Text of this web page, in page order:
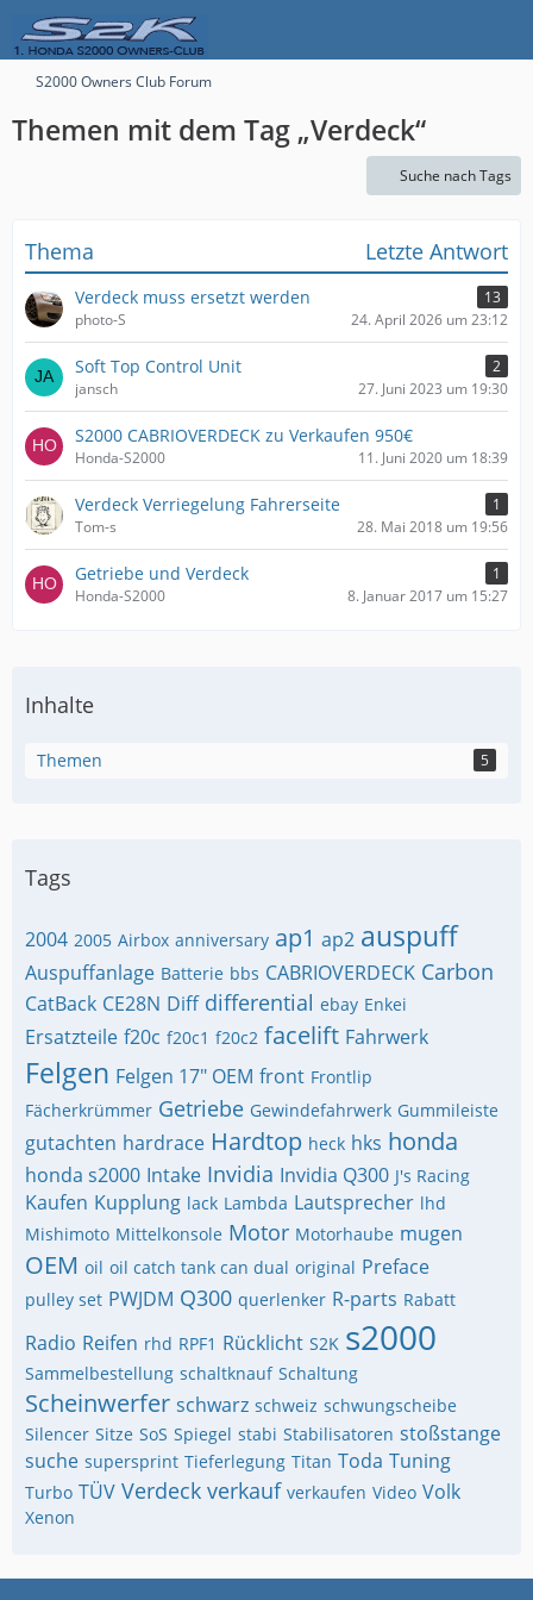
S2000 Owners Club Forum
Themen mit dem Tag „Verdeck“
Suche nach Tags
Thema Letzte Antwort
Verdeck muss ersetzt werden
13
photo-S
24. April 2026 um 23:12
Soft Top Control Unit
2
jansch
27. Juni 2023 um 19:30
S2000 CABRIOVERDECK zu Verkaufen 950€
Honda-S2000 11. Juni 2020 um 18:39
Verdeck Verriegelung Fahrerseite
1
Tom-s
28. Mai 2018 um 19:56
Getriebe und Verdeck
1
Honda-S2000
8. Januar 2017 um 15:27
Inhalte
Themen 5
Tags
2004 2005 Airbox anniversary ap1 ap2 auspuff
Auspuffanlage Batterie bbs CABRIOVERDECK Carbon
CatBack CE28N Diff differential ebay Enkei
Ersatzteile f20c f20c1 f20c2 facelift Fahrwerk
Felgen Felgen 17" OEM front Frontlip
Fächerkrümmer Getriebe Gewindefahrwerk Gummileiste
gutachten hardrace Hardtop heck hks honda
honda s2000 Intake Invidia Invidia Q300 J's Racing
Kaufen Kupplung lack Lambda Lautsprecher lhd
Mishimoto Mittelkonsole Motor Motorhaube mugen
OEM oil oil catch tank can dual original Preface
pulley set PWJDM Q300 querlenker R-parts Rabatt
Radio Reifen rhd RPF1 Rücklicht S2K s2000
Sammelbestellung schaltknauf Schaltung
Scheinwerfer schwarz schweiz schwungscheibe
Silencer Sitze SoS Spiegel stabi Stabilisatoren stoßstange
suche supersprint Tieferlegung Titan Toda Tuning
Turbo TÜV Verdeck verkauf verkaufen Video Volk
Xenon